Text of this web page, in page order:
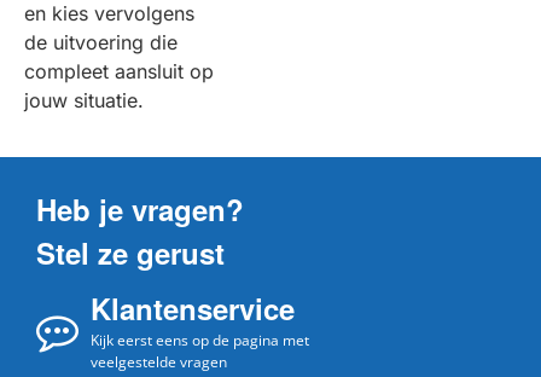
en kies vervolgens
de uitvoering die
compleet aansluit op
jouw situatie.
Heb je vragen?
Stel ze gerust
Klantenservice
Kijk eerst eens op de pagina met
veelgestelde vragen